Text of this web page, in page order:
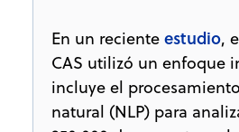
En un reciente estudio,
CAS utilizó un enfoque
incluye el
natural (NLP) para